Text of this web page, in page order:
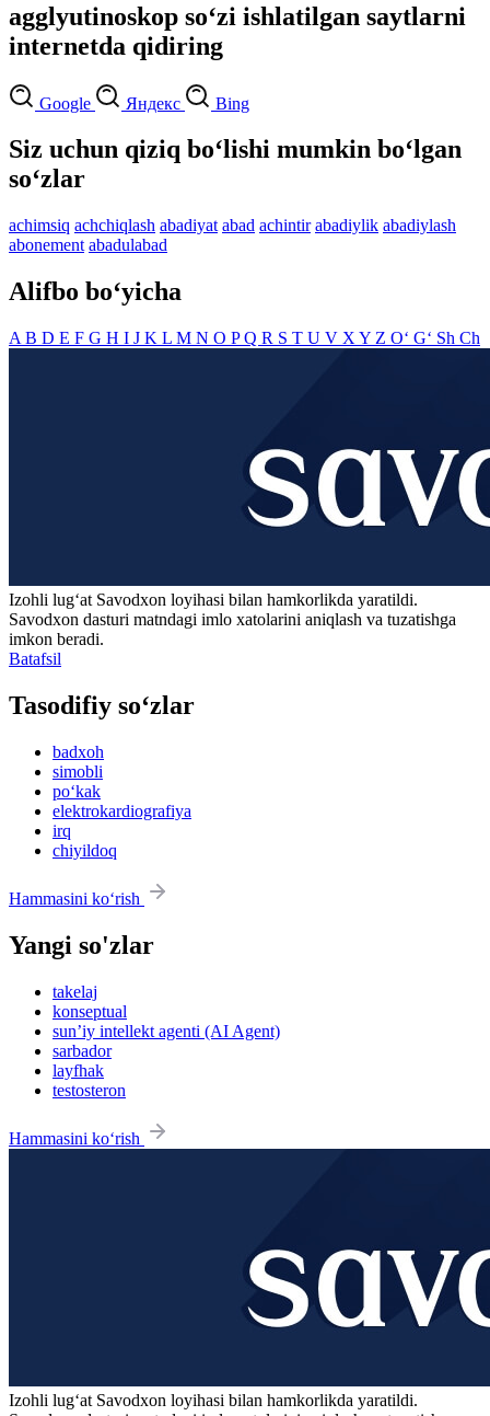
agglyutinoskop so‘zi ishlatilgan saytlarni
internetda qidiring
Google Яндекс Bing
Siz uchun qiziq bo‘lishi mumkin bo‘lgan
so‘zlar
achimsiq achchiqlash abadiyat abad achintir abadiylik abadiylash
abonement abadulabad
Alifbo bo‘yicha
A B D E F G H I J K L M N O PQ R S T U V X Y Z O‘ G‘ Sh Ch
Izohli lugʻat Savodxon loyihasi bilan hamkorlikda yaratildi.
Savodxon dasturi matndagi imlo xatolarini aniqlash va tuzatishga
imkon beradi.
Batafsil
Tasodifiy so‘zlar
badxoh
simobli
po‘kak
elektrokardiografiya
irq
chiyildoq
Hammasini ko‘rish
Yangi so'zlar
takelaj
konseptual
sun’iy intellekt agenti (AI Agent)
sarbador
layfhak
testosteron
Hammasini ko‘rish
Izohli lugʻat Savodxon loyihasi bilan hamkorlikda yaratildi.